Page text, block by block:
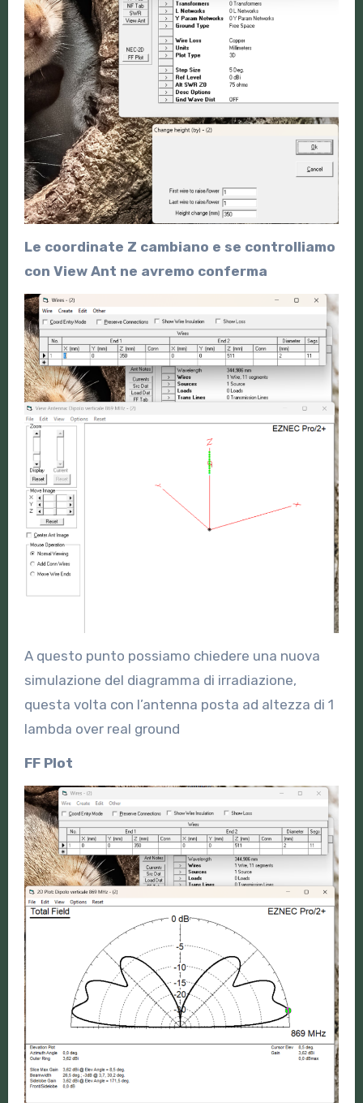
Le coordinate Z cambiano e se controlliamo
con View Ant ne avremo conferma
A questo punto possiamo chiedere una nuova
simulazione del diagramma di irradiazione,
questa volta con l’antenna posta ad altezza di 1
lambda over real ground
FF Plot